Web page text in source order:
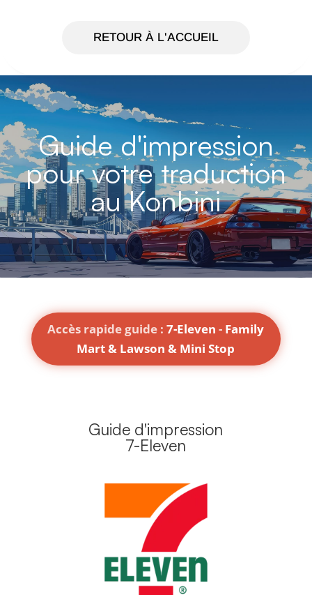
RETOUR À L'ACCUEIL
Guide d'impression
pour votre traduction
au Konbini
Accès rapide guide :7-Eleven - Family
Mart & Lawson & Mini Stop
Guide d'impression
7-Eleven